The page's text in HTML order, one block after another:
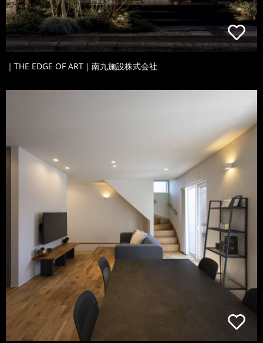
｜THE EDGE OF ART｜南九施設株式会社